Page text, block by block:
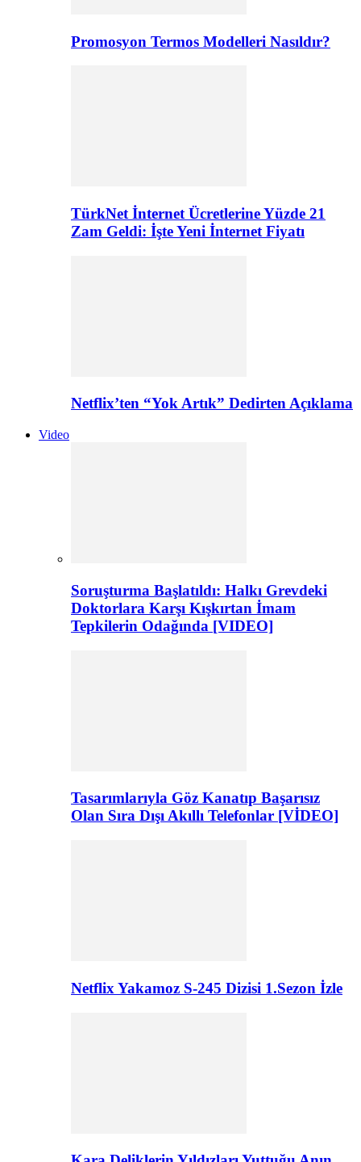
Promosyon Termos Modelleri Nasıldır?
TürkNet İnternet Ücretlerine Yüzde 21
Zam Geldi: İşte Yeni İnternet Fiyatı
Netflix’ten “Yok Artık” Dedirten Açıklama
Video
Soruşturma Başlatıldı: Halkı Grevdeki
Doktorlara Karşı Kışkırtan İmam
Tepkilerin Odağında [VIDEO]
Tasarımlarıyla Göz Kanatıp Başarısız
Olan Sıra Dışı Akıllı Telefonlar [VİDEO]
Netflix Yakamoz S-245 Dizisi 1.Sezon İzle